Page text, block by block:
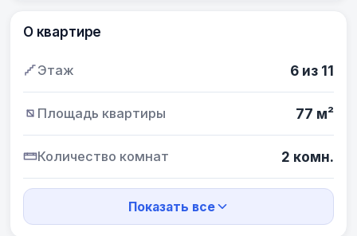
О квартире
Этаж 6 из 11
Площадь квартиры 77 м²
Количество комнат 2 комн.
Показать все